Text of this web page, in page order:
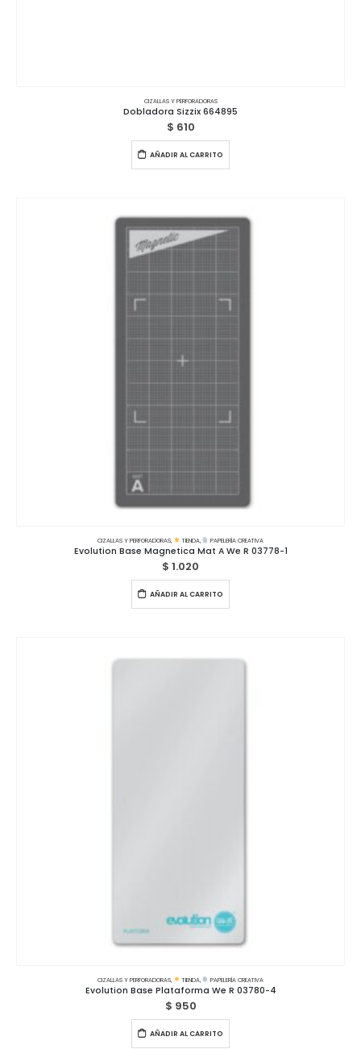
CIZALLAS Y PERFORADORAS
Dobladora Sizzix 664895
$ 610
AÑADIR AL CARRITO
CIZALLAS Y PERFORADORAS, TIENDA, PAPELERÍA CREATIVA
Evolution Base Magnetica Mat A We R 03778-1
$ 1.020
AÑADIR AL CARRITO
CIZALLAS Y PERFORADORAS, TIENDA, PAPELERÍA CREATIVA
Evolution Base Plataforma We R 03780-4
$ 950
AÑADIR AL CARRITO